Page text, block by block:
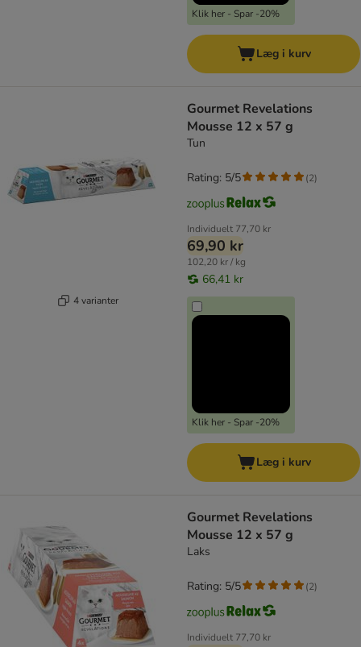
Klik her - Spar -20%
Læg i kurv
4 varianter
Gourmet Revelations
Mousse 12 x 57 g
Tun
Individuelt 77,70 kr
69,90 kr
102,20 kr / kg
66,41 kr
Klik her - Spar -20%
Rating: 5/5 (2)
Læg i kurv
Gourmet Revelations
Mousse 12 x 57 g
Laks
Individuelt 77,70 kr
Rating: 5/5 (2)